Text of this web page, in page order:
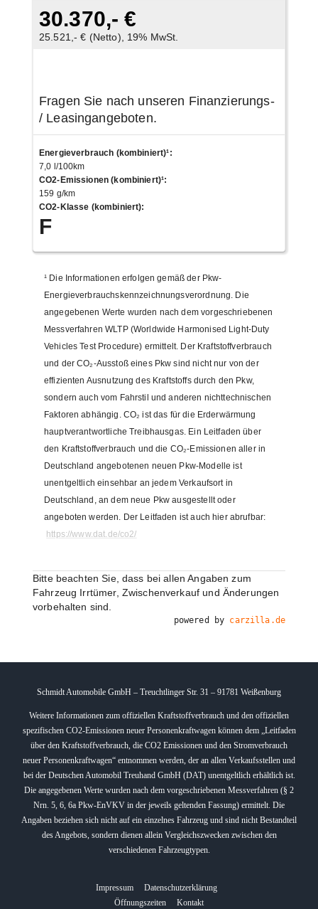
30.370,- €
25.521,- € (Netto), 19% MwSt.
Fragen Sie nach unseren Finanzierungs-
/ Leasingangeboten.
Energieverbrauch (kombiniert)¹:
7,0 l/100km
CO2-Emissionen (kombiniert)¹:
159 g/km
CO2-Klasse (kombiniert):
F
¹ Die Informationen erfolgen gemäß der Pkw-
Energieverbrauchskennzeichnungsverordnung. Die
angegebenen Werte wurden nach dem vorgeschriebenen
Messverfahren WLTP (Worldwide Harmonised Light-Duty
Vehicles Test Procedure) ermittelt. Der Kraftstoffverbrauch
und der CO₂-Ausstoß eines Pkw sind nicht nur von der
effizienten Ausnutzung des Kraftstoffs durch den Pkw,
sondern auch vom Fahrstil und anderen nichttechnischen
Faktoren abhängig. CO₂ ist das für die Erderwärmung
hauptverantwortliche Treibhausgas. Ein Leitfaden über
den Kraftstoffverbrauch und die CO₂-Emissionen aller in
Deutschland angebotenen neuen Pkw-Modelle ist
unentgeltlich einsehbar an jedem Verkaufsort in
Deutschland, an dem neue Pkw ausgestellt oder
angeboten werden. Der Leitfaden ist auch hier abrufbar:
https://www.dat.de/co2/
Bitte beachten Sie, dass bei allen Angaben zum
Fahrzeug Irrtümer, Zwischenverkauf und Änderungen
vorbehalten sind.
powered by carzilla.de
Schmidt Automobile GmbH – Treuchtlinger Str. 31 – 91781 Weißenburg
Weitere Informationen zum offiziellen Kraftstoffverbrauch und den offiziellen
spezifischen CO2-Emissionen neuer Personenkraftwagen können dem „Leitfaden
über den Kraftstoffverbrauch, die CO2 Emissionen und den Stromverbrauch
neuer Personenkraftwagen“ entnommen werden, der an allen Verkaufsstellen und
bei der Deutschen Automobil Treuhand GmbH (DAT) unentgeltlich erhältlich ist.
Die angegebenen Werte wurden nach dem vorgeschriebenen Messverfahren (§ 2
Nrn. 5, 6, 6a Pkw-EnVKV in der jeweils geltenden Fassung) ermittelt. Die
Angaben beziehen sich nicht auf ein einzelnes Fahrzeug und sind nicht Bestandteil
des Angebots, sondern dienen allein Vergleichszwecken zwischen den
verschiedenen Fahrzeugtypen.
Impressum
Datenschutzerklärung
Öffnungszeiten
Kontakt